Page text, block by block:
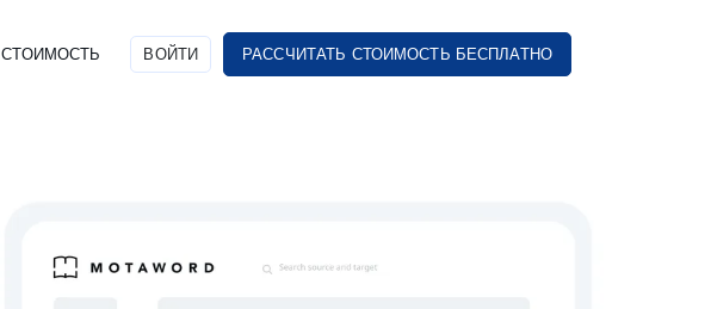
СТОИМОСТЬ ВОЙТИ РАССЧИТАТЬ СТОИМОСТЬ БЕСПЛАТНО